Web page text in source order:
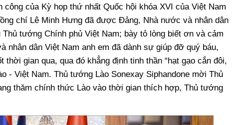
của Kỳ họp thứ nhất Quốc hội khóa XVI của Việt Nam
chí Lê Minh Hưng đã được Đảng, Nhà nước và nhân dân
tướng Chính phủ Việt Nam; bày tỏ lòng biết ơn và cảm
nhân dân Việt Nam anh em đã dành sự giúp đỡ quý báu,
gian qua, qua đó khẳng định tinh thần “hạt gạo cắn đôi,
- Việt Nam. Thủ tướng Lào Sonexay Siphandone mời Thủ
thăm chính thức Lào vào thời gian thích hợp, Thủ tướng